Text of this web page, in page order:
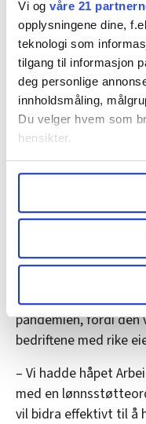
Vi og våre 21
opplysningene dine,
teknologi som
tilgang til informasjon
deg personlige
innholdsmåling,
Du velger hvem som
hensikter.
Undermer infokan du
data behandles og
brukes. Du kan hele
samtykke fra
LO Medias
og fontene.no bruker
lære hvordan våre
relevant innhold,
statistikk.
Vi deler bare
nettstedet med LO
innenfor analyse og
oversikten lengre ned
– Vi forstår at det
for å stenge ned og
regjeringen har en
som bedriftene kan
slik ordning er at det
noen uheldige utslag
bonuser. Det ønsker
SV er skeptisk
SV er skeptisk til å
pandemien, fordi
bedriftene med rike
– Vi hadde håpet
med en
vil bidra effektivt til å